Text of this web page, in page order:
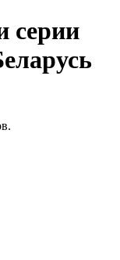
серии